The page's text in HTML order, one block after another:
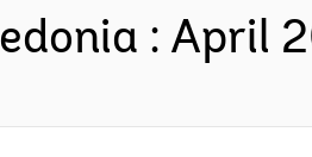
: April